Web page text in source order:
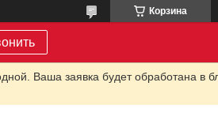
Корзина
Ваша заявка будет обработана в